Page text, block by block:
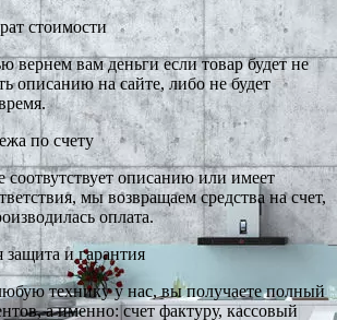
стоимости
вернем вам деньги если товар будет не
описанию на сайте, либо не будет
по счету
соотвутствует описанию или имеет
мы возвращаем средства на счет,
оплата.
и гарантия
технику у нас, вы получаете полный
а именно: счет фактуру, кассовый